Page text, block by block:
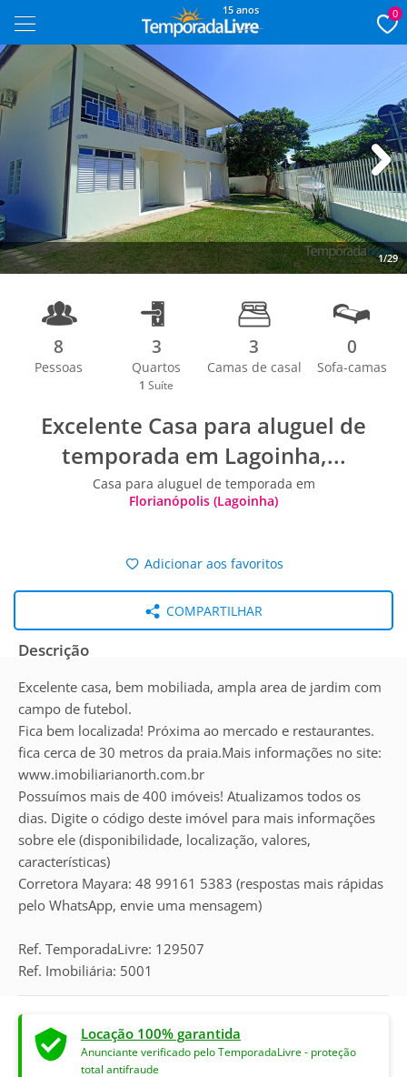
15 anos 0
1/29
Next
8
Pessoas
3
Quartos
1 Suíte
3
Camas de casal
0
Sofa-camas
Excelente Casa para aluguel de
temporada em Lagoinha,...
Casa para aluguel de temporada em
Florianópolis (Lagoinha)
Adicionar aos favoritos
COMPARTILHAR
Descrição
Excelente casa, bem mobiliada, ampla area de jardim com
campo de futebol.
Fica bem localizada! Próxima ao mercado e restaurantes.
fica cerca de 30 metros da praia.Mais informações no site:
www.imobiliarianorth.com.br
Possuímos mais de 400 imóveis! Atualizamos todos os
dias. Digite o código deste imóvel para mais informações
sobre ele (disponibilidade, localização, valores,
características)
Corretora Mayara: 48 99161 5383 (respostas mais rápidas
pelo WhatsApp, envie uma mensagem)
Ref. TemporadaLivre: 129507
Ref. Imobiliária: 5001
Locação 100% garantida
Anunciante verificado pelo TemporadaLivre - proteção
total antifraude